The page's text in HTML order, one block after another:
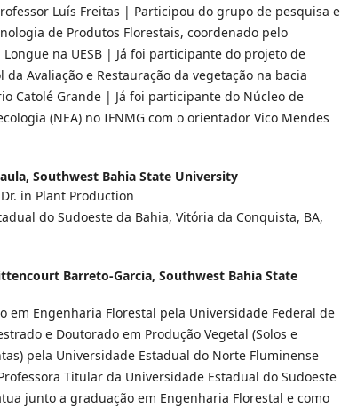
Luís Freitas | Participou do grupo de pesquisa e
de Produtos Florestais, coordenado pelo
na UESB | Já foi participante do projeto de
da Avaliação e Restauração da vegetação na bacia
Catolé Grande | Já foi participante do Núcleo de
(NEA) no IFNMG com o orientador Vico Mendes
Southwest Bahia State University
in Plant Production
do Sudoeste da Bahia, Vitória da Conquista, BA,
Barreto-Garcia, Southwest Bahia State
em Engenharia Florestal pela Universidade Federal de
e Doutorado em Produção Vegetal (Solos e
pela Universidade Estadual do Norte Fluminense
Titular da Universidade Estadual do Sudoeste
junto a graduação em Engenharia Florestal e como